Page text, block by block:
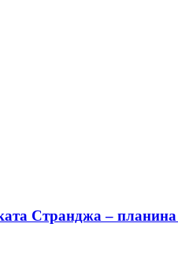
Странджа – планина